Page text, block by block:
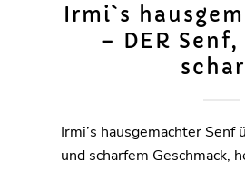
Irmi`s
– DER
Irmi’s hausgemachter
und scharfem Geschmack,